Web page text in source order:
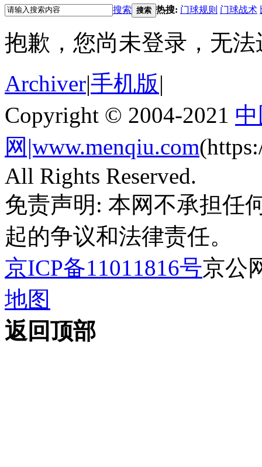
搜索 搜索 热搜: 门球规则 门球战术
抱歉，您尚未登录，无
Archiver|手机版|
Copyright © 2004-2021
网|www.menqiu.com
All Rights Reserved.
免责声明: 本网不承担任
起的争议和法律责任。
京ICP备11011816号京公
地图
返回顶部